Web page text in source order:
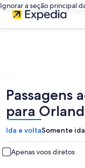
Ignorar a seção principal
Passagens
para
Ida e voltaSomente ida
Apenas voos diretos